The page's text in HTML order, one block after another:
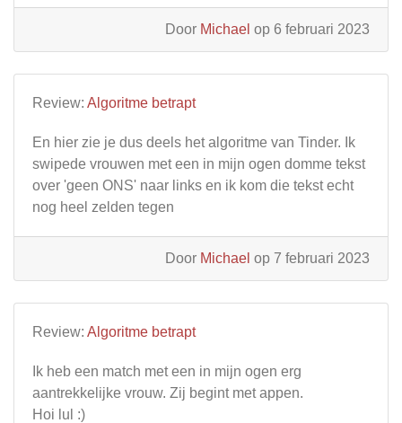
Door Michael op 6 februari 2023
Review: Algoritme betrapt
En hier zie je dus deels het algoritme van Tinder. Ik
swipede vrouwen met een in mijn ogen domme tekst
over 'geen ONS' naar links en ik kom die tekst echt
nog heel zelden tegen
Door Michael op 7 februari 2023
Review: Algoritme betrapt
Ik heb een match met een in mijn ogen erg
aantrekkelijke vrouw. Zij begint met appen.
Hoi lul :)